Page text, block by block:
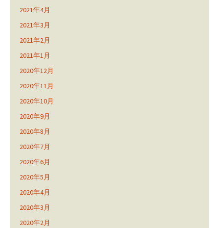
2021年4月
2021年3月
2021年2月
2021年1月
2020年12月
2020年11月
2020年10月
2020年9月
2020年8月
2020年7月
2020年6月
2020年5月
2020年4月
2020年3月
2020年2月